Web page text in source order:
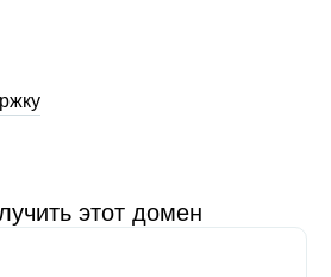
этот домен